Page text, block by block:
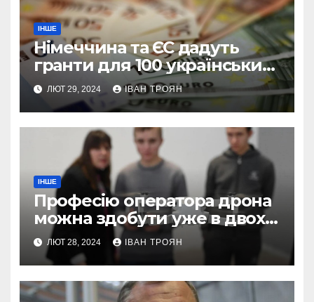
ІНШЕ
Німеччина та ЄС дадуть
гранти для 100 українських
підприємств
ЛЮТ 29, 2024 ІВАН ТРОЯН
ІНШЕ
Професію оператора дрона
можна здобути уже в двох
профтехах Львівщини
ЛЮТ 28, 2024 ІВАН ТРОЯН